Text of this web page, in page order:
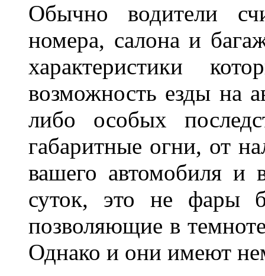
Обычно водители
номера, салона и
характеристики
возможность езды на
либо особых
габаритные огни, от
вашего автомобиля и
суток, это не фары
позволяющие в
Однако и они имеют